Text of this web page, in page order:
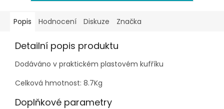
Popis Hodnocení Diskuze Značka
Detailní popis produktu
Dodáváno v praktickém plastovém kufříku
Celková hmotnost: 8.7Kg
Doplňkové parametry